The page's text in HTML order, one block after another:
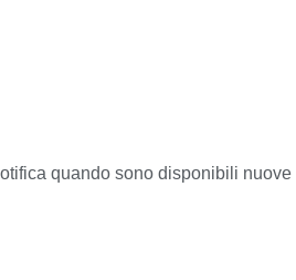
quando sono disponibili nuove